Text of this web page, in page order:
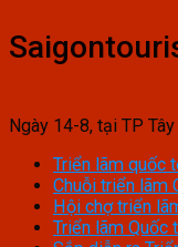
Ngày 14-8, tại TP
Triển lãm quốc
Chuỗi triển lãm
Hội chợ triển
Triển lãm Quốc